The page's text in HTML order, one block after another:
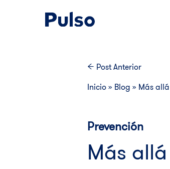
PostAnterior
Inicio» Blog » Más
Más
Prevención